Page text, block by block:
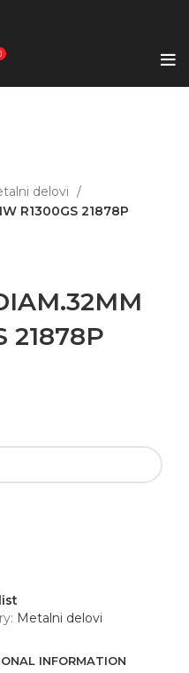
delovi
R1300GS 21878P
21878P
Metalni delovi
INFORMATION